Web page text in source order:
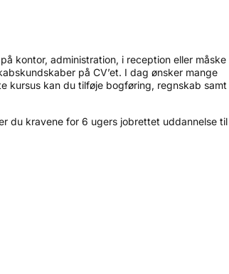
kontor, administration, i reception eller måske
på CV’et. I dag ønsker mange
kursus kan du tilføje bogføring, regnskab samt
du kravene for 6 ugers jobrettet uddannelse til